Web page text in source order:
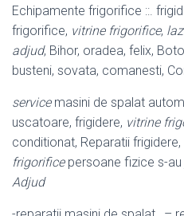
Echipamente frigorifice ::.
frigorifice, vitrine frigorifice,
adjud, Bihor, oradea, felix,
busteni, sovata, comanesti,
servicemasini de spalat
uscatoare, frigidere, vitrine
conditionat, Reparatii
frigorificepersoane fizice s-au
Adjud